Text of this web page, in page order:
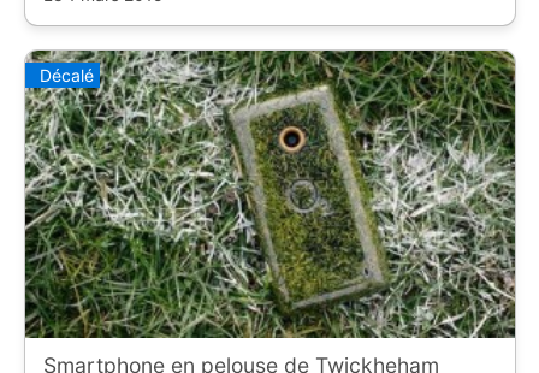
Décalé
Smartphone en pelouse de Twickheham